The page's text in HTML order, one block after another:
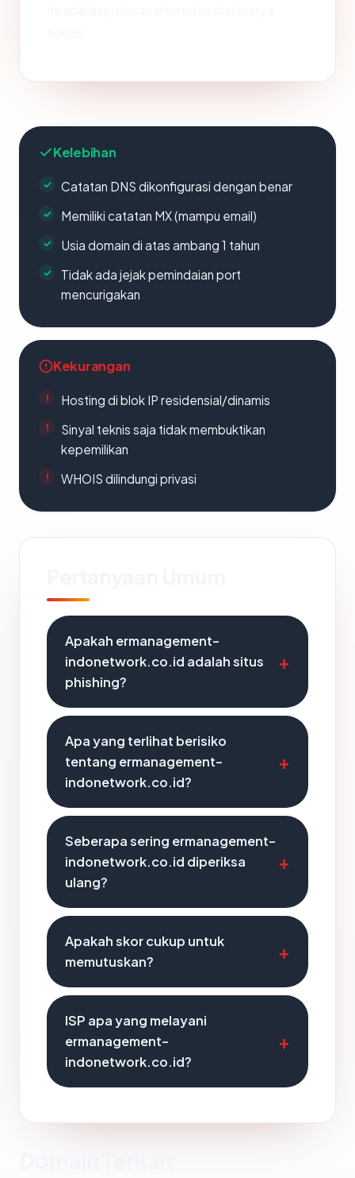
Kelebihan
Catatan DNS dikonfigurasi dengan benar
Memiliki catatan MX (mampu email)
Usia domain di atas ambang 1 tahun
Tidak ada jejak pemindaian port
mencurigakan
Kekurangan
Hosting di blok IP residensial/dinamis
Sinyal teknis saja tidak membuktikan
kepemilikan
WHOIS dilindungi privasi
Apakah ermanagement-
indonetwork.co.id adalah situs
phishing?
Apa yang terlihat berisiko
tentang ermanagement-
indonetwork.co.id?
Seberapa sering ermanagement-
indonetwork.co.id diperiksa
ulang?
Apakah skor cukup untuk
memutuskan?
ISP apa yang melayani
ermanagement-
indonetwork.co.id?